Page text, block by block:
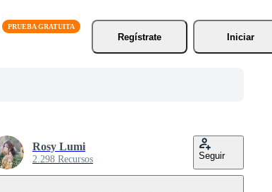
Regístrate
Iniciar
Rosy Lumi
2.298 Recursos Seguir